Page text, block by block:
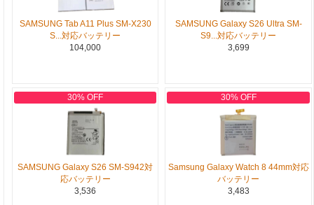
SAMSUNG Tab A11 Plus SM-X230
S...対応バッテリー
104,000
SAMSUNG Galaxy S26 Ultra SM-
S9...対応バッテリー
3,699
30% OFF
SAMSUNG Galaxy S26 SM-S942対
応バッテリー
3,536
30% OFF
Samsung Galaxy Watch 8 44mm対応
バッテリー
3,483